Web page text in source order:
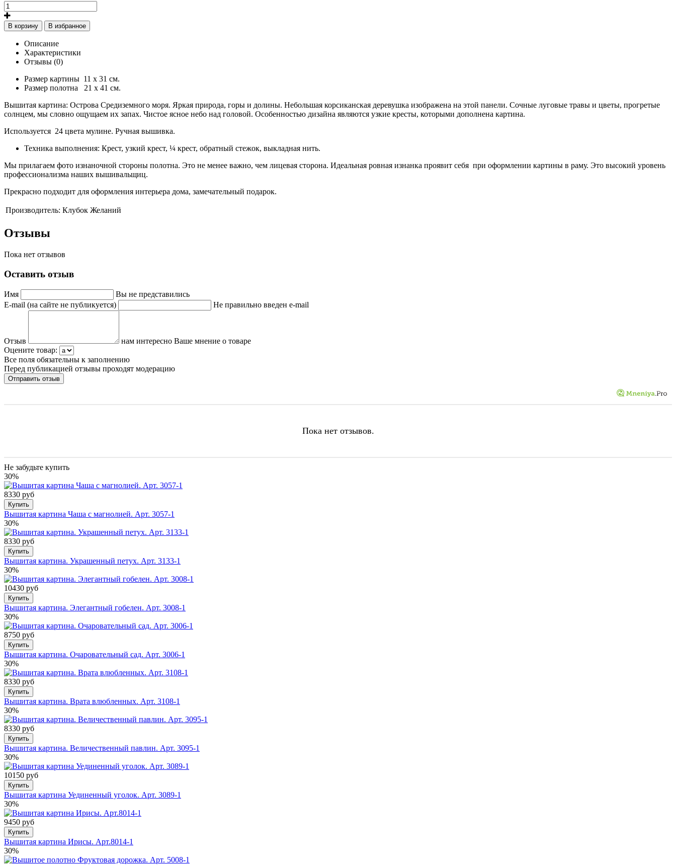
В корзину В избранное
Описание
Характеристики
Отзывы (0)
Размер картины 11 х 31 см.
Размер полотна 21 х 41 см.
Вышитая картина: Острова Средиземного моря. Яркая природа, горы и долины. Небольшая корсиканская деревушка изображена на этой панели. Сочные луговые травы и цветы, прогретые
солнцем, мы словно ощущаем их запах. Чистое ясное небо над головой. Особенностью дизайна являются узкие кресты, которыми дополнена картина.
Используется 24 цвета мулине. Ручная вышивка.
Техника выполнения: Крест, узкий крест, ¼ крест, обратный стежок, выкладная нить.
Мы прилагаем фото изнаночной стороны полотна. Это не менее важно, чем лицевая сторона. Идеальная ровная изнанка проявит себя при оформлении картины в раму. Это высокий уровень
профессионализма наших вышивальщиц.
Прекрасно подходит для оформления интерьера дома, замечательный подарок.
Производитель: Клубок Желаний
Отзывы
Пока нет отзывов
Оставить отзыв
Имя
Вы не представились
E-mail (на сайте не публикуется)
Не правильно введен e-mail
Отзыв
нам интересно Ваше мнение о товаре
Оцените товар:
Все поля обязательны к заполнению
Перед публикацией отзывы проходят модерацию
Пока нет отзывов.
Не забудьте купить
30%
8330 руб
Купить
Вышитая картина Чаша с магнолией. Арт. 3057-1
30%
8330 руб
Купить
Вышитая картина. Украшенный петух. Арт. 3133-1
30%
10430 руб
Купить
Вышитая картина. Элегантный гобелен. Арт. 3008-1
30%
8750 руб
Купить
Вышитая картина. Очаровательный сад. Арт. 3006-1
30%
8330 руб
Купить
Вышитая картина. Врата влюбленных. Арт. 3108-1
30%
8330 руб
Купить
Вышитая картина. Величественный павлин. Арт. 3095-1
30%
10150 руб
Купить
Вышитая картина Уединенный уголок. Арт. 3089-1
30%
9450 руб
Купить
Вышитая картина Ирисы. Арт.8014-1
30%